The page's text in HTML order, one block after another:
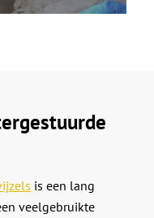
is een lang
veelgebruikte